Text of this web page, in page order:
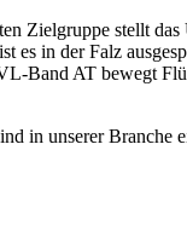
Zielgruppe stellt
in der Falz
Band AT bewegt
in unserer